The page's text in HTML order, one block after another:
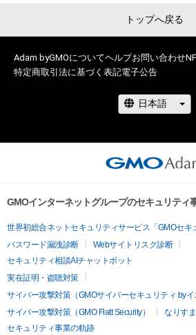
このアイテムに関するお問い合わせ先
稔也
nenyaoekaki@gmail.com
トップへ戻る
Adam byGMOについてヘルプお問い合わせ
特定商取引法に基づく表記電子公告
GMOインターネットグループのセキュリティ
世界初総合ネットセキュリティサービス「GMOセキ
パスワード漏洩診断
Webサイトリスク診断
セキュリティ相談AIチャットボット
実在証明・盗聴対策
サイバー攻撃対策（GMOサイバーセキュリティ byイ
サイバー攻撃対策（GMO Flatt Security）
なりす
セキュリティ事業の軌跡